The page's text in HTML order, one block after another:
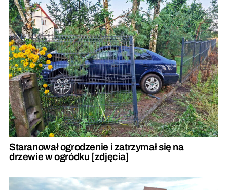
Staranował ogrodzenie i zatrzymał się na
drzewie w ogródku [zdjęcia]